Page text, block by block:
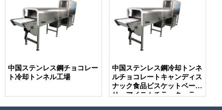
中国ステンレス鋼チョコレー
ト冷却トンネル工場
中国ステンレス鋼冷却トンネ
ルチョコレートキャンディス
ナック食品ビスケットベーカ
リーアイテムチラークーラー